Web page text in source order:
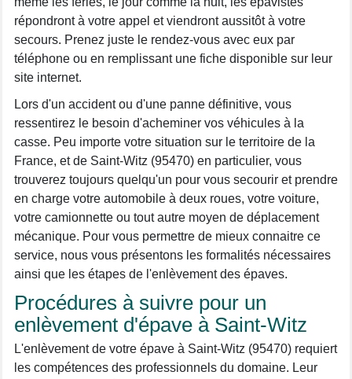
répondront à votre appel et viendront aussitôt à votre
secours. Prenez juste le rendez-vous avec eux par
téléphone ou en remplissant une fiche disponible sur leur
site internet.
Lors d'un accident ou d'une panne définitive, vous
ressentirez le besoin d'acheminer vos véhicules à la
casse. Peu importe votre situation sur le territoire de la
France, et de Saint-Witz (95470) en particulier, vous
trouverez toujours quelqu'un pour vous secourir et prendre
en charge votre automobile à deux roues, votre voiture,
votre camionnette ou tout autre moyen de déplacement
mécanique. Pour vous permettre de mieux connaitre ce
service, nous vous présentons les formalités nécessaires
ainsi que les étapes de l'enlèvement des épaves.
Procédures à suivre pour un
enlèvement d'épave à Saint-Witz
L'enlèvement de votre épave à Saint-Witz (95470) requiert
les compétences des professionnels du domaine. Leur